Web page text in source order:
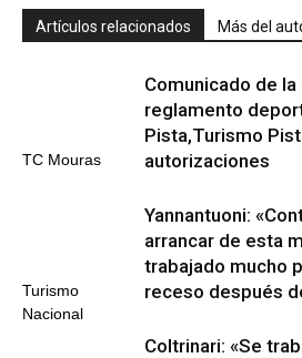
Artículos relacionados Más del
TC Mouras
Comunicado de
reglamento
Pista,Turismo
autorizaciones
Turismo
Nacional
Yannantuoni:
arrancar de esta
trabajado mucho
receso después
Coltrinari: «Se